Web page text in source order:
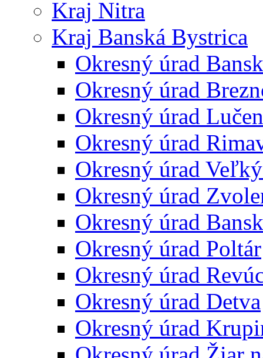
Kraj Nitra
Kraj Banská Bystrica
Okresný úrad
Okresný úrad
Okresný úrad
Okresný úrad
Okresný úrad
Okresný úrad
Okresný úrad
Okresný úrad Poltár
Okresný úrad
Okresný úrad Detva
Okresný úrad